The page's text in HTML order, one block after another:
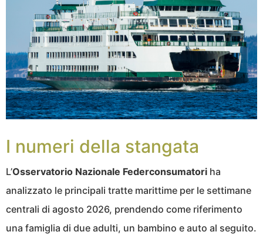
I numeri della stangata
L’Osservatorio Nazionale Federconsumatori ha
analizzato le principali tratte marittime per le settimane
centrali di agosto 2026, prendendo come riferimento
una famiglia di due adulti, un bambino e auto al seguito.